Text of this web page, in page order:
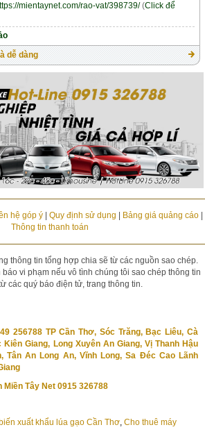
mientaynet.com/rao-vat/398739/(Click để
dễ dàng
hệ góp ý| Quy định sử dụng Bảng giá quảng cáo|
Thông tin thanh toán
thông tin tổng hợp chia sẽ từ các nguồn sao chép.
vi phạm nếu vô tình chúng tôi sao chép thông tin
các quý báo điện tử, trang thông tin.
256788 TP Cần Thơ, Sóc Trăng, Bạc Liêu, Cà
Kiên Giang, Long Xuyên An Giang, Vị Thanh Hậu
Tân An Long An, Vĩnh Long, Sa Đéc Cao Lãnh
Tây Net 0915 326788
xuất khẩu lúa gạo Cần Thơ, Cho thuê máy